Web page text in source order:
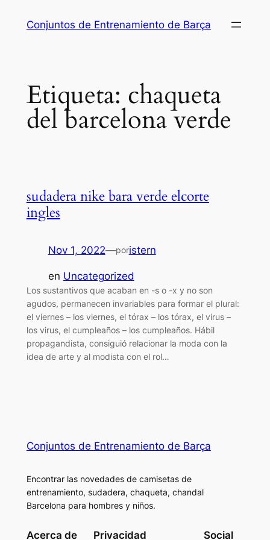
Conjuntos de Entrenamiento de Barça
Etiqueta: chaqueta
del barcelona verde
sudadera nike bara verde elcorte
ingles
Nov 1, 2022—poristern
en Uncategorized
Los sustantivos que acaban en -s o -x y no son
agudos, permanecen invariables para formar el plural:
el viernes – los viernes, el tórax – los tórax, el virus –
los virus, el cumpleaños – los cumpleaños. Hábil
propagandista, consiguió relacionar la moda con la
idea de arte y al modista con el rol…
Conjuntos de Entrenamiento de Barça
Encontrar las novedades de camisetas de
entrenamiento, sudadera, chaqueta, chandal
Barcelona para hombres y niños.
Acerca de Privacidad Social